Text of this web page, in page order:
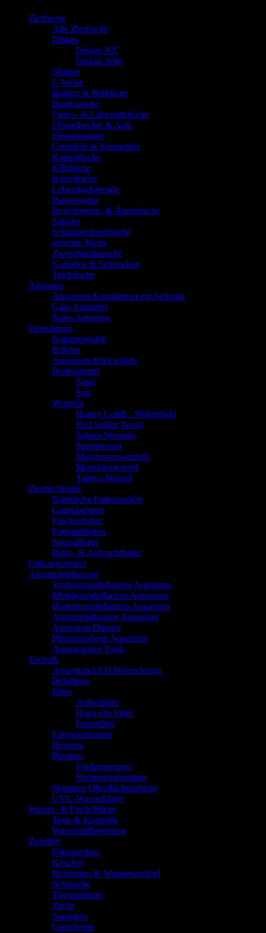
Zierfische
Alle Zierfische
Diskus
Diskus NZ
Diskus Wild
Skalare
L-Welse
Barben & Bärblinge
Buntbarsche
Faden- & Labyrinthfische
Flösselhechte & Aale
Flossensauger
Grundeln & Schmerlen
Kampffische
Killifische
Kugelfische
Lebendgebärende
Panzerwelse
Regenbogen- & Ährenfische
Salmler
Schlangenkopffische
sonstige Welse
Zwergbuntbarsche
Garnelen & Schnecken
Teichfische
Aquarien
Aquarium Komplettset mit Schrank
Glas-Aquarien
Nano Aquarien
Einrichtung
Naturprodukte
Höhlen
Aquarium Rückwände
Bodengrund
Sand
Soil
Wurzeln
Honey Comb - Wabenholz
Red Spider Wood
Sahara Wurzeln
Stumpwood
Mangrovenwurzeln
Moorkienwurzel
Talawa Wurzel
Zierfischfutter
Natürliche Futterzusätze
Granulatfutter
Flockenfutter
Futtertabletten
Spezialfutter
Baby- & Aufzuchtfutter
Unkategorisiert
Aquariumpflanzen
Vordergrundpflanzen Aquarium
Mittelgrundpflanzen Aquarium
Hintergrundpflanzen Aquarium
Aufsitzerpflanzen Aquarium
Aquarium Dünger
Pflanzenpflege Aquarium
Aquascaping Tools
Technik
Aquarium LED Beleuchtung
Belüftung
Filter
Außenfilter
Hang-On Filter
Innenfilter
Futterautomaten
Heizung
Pumpen
Förderpumpen
Strömungspumpen
Skimmer Oberflächenabzug
UVC-Wasserklärer
Wasser- & Fisch Pflege
Tests & Kontrolle
Wasseraufbereitung
Zubehör
Filtermedien
Kescher
Reinigung & Wasserwechsel
Schläuche
Thermometer
Zucht
Sonstiges
Gutscheine